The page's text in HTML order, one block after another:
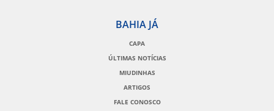
BAHIA JÁ
CAPA
ÚLTIMAS NOTÍCIAS
MIUDINHAS
ARTIGOS
FALE CONOSCO